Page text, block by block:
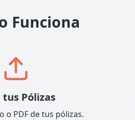
Funciona
tus Pólizas
o PDF de tus pólizas.